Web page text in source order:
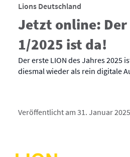
Lions Deutschland
Jetzt online: Der
1/2025 ist da!
Der erste LION des Jahres 2025
diesmal wieder als rein digitale
Veröffentlicht am 31. Januar 2025